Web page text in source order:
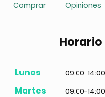
Comprar Opiniones
Lunes 09:00-
Martes 09:00-